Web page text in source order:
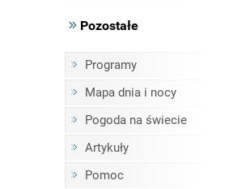
Pozostałe
Programy
Mapa dnia i nocy
Pogoda na świecie
Artykuły
Pomoc